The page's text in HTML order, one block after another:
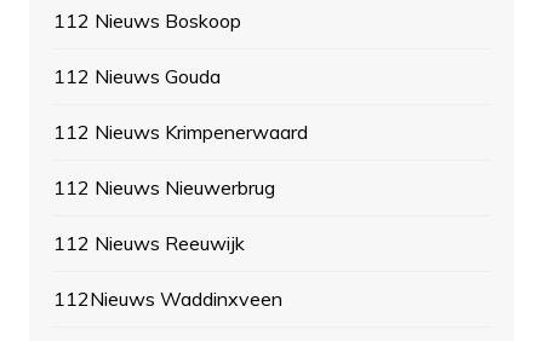
112 Nieuws Boskoop
112 Nieuws Gouda
112 Nieuws Krimpenerwaard
112 Nieuws Nieuwerbrug
112 Nieuws Reeuwijk
112Nieuws Waddinxveen